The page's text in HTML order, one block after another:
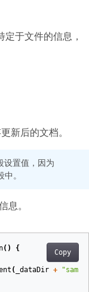
于文件的信息，
新后的文档。
设置值，因为
。
息。
Copy
()
{
( _dataDir +